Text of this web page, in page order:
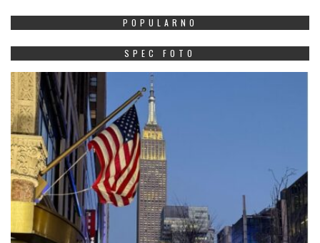
POPULARNO
SPEC FOTO